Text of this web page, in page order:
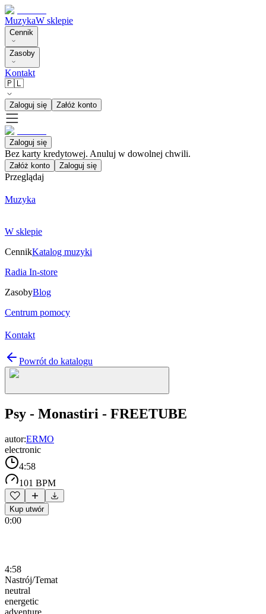
MuzykaW sklepie
Cennik
Zasoby
Kontakt
🇵🇱
Zaloguj się Załóż konto
Zaloguj się
Bez karty kredytowej. Anuluj w dowolnej chwili.
Załóż konto Zaloguj się
Przeglądaj
Muzyka
W sklepie
CennikKatalog muzyki
Radia In-store
ZasobyBlog
Centrum pomocy
Kontakt
Powrót do katalogu
Psy - Monastiri - FREETUBE
autor:ERMO
electronic
4:58
101 BPM
Kup utwór
0:00
4:58
Nastrój/Temat
neutral
energetic
adventure